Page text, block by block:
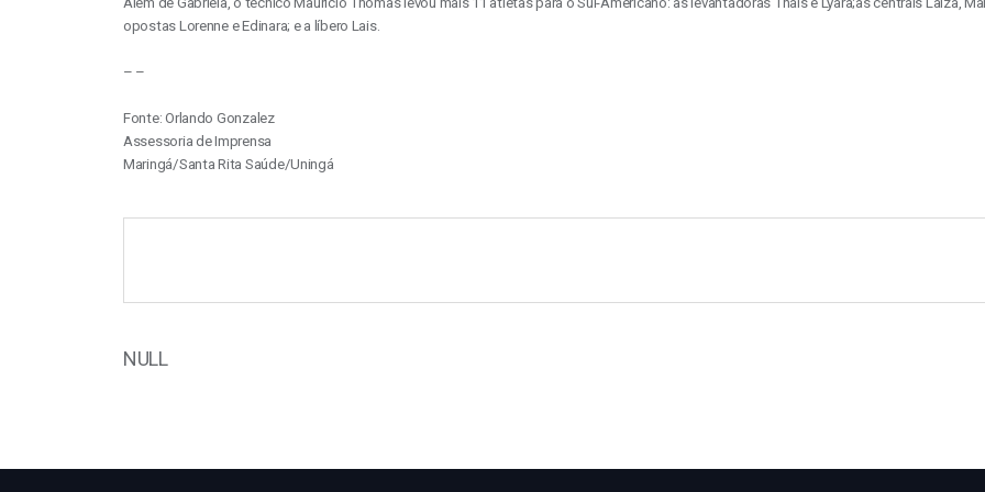
opostas Lorenne e Edinara; e a líbero Lais.
– –
Fonte: Orlando Gonzalez
Assessoria de Imprensa
Maringá/Santa Rita Saúde/Uningá
NULL